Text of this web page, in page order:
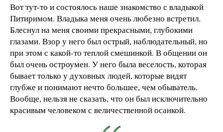
Вот тут-то и состоялось наше знакомство с владыкой
Питиримом. Владыка меня очень любезно встретил.
Блеснул на меня своими прекрасными, глубокими
глазами. Взор у него был острый, наблюдательный, но
при этом с какой-то теплой смешинкой. В общении он
был очень остроумен. У него была веселость, которая
бывает только у духовных людей, которые видят
глубже и понимают нечто большее, чем обыватель.
Вообще, нельзя не сказать, что он был исключительно
красивым человеком с величественной осанкой.